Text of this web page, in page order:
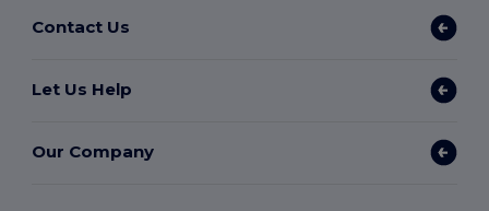
Contact Us
Let Us Help
Our Company